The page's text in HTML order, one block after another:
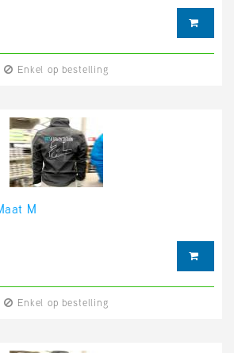
Enkel op bestelling
M
Enkel op bestelling